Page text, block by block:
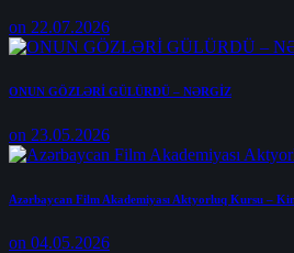
on 22.07.2026
ONUN GÖZLƏRİ GÜLÜRDÜ – NƏRGİZ
on 23.05.2026
Azərbaycan Film Akademiyası Aktyorluq Kursu –
on 04.05.2026